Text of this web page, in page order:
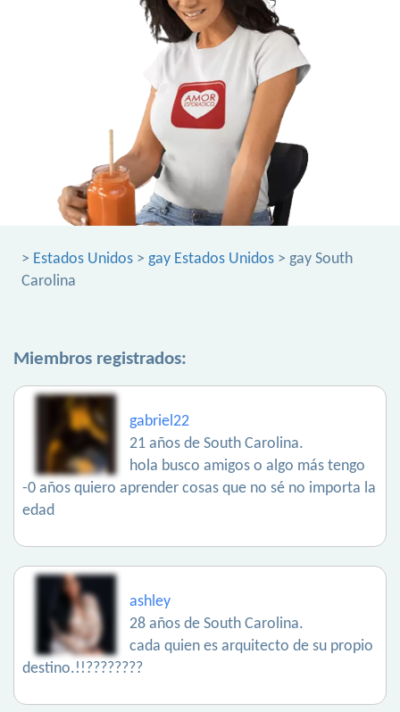
> Estados Unidos > gay Estados Unidos > gay South
Carolina
Miembros registrados:
gabriel22
21 años de South Carolina.
hola busco amigos o algo más tengo
-0 años quiero aprender cosas que no sé no importa la
edad
ashley
28 años de South Carolina.
cada quien es arquitecto de su propio
destino.!!????????